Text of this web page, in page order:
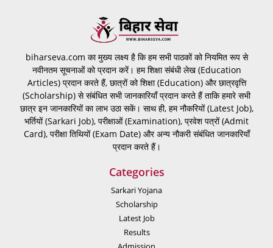
biharseva.com का मुख्य लक्ष्य है कि हम सभी पाठकों को नियमित रूप से
नवीनतम सूचनाओं को प्रदान करें। हम शिक्षा संबंधी लेख (Education
Articles) प्रदान करते हैं, छात्रों को शिक्षा (Education) और छात्रवृत्ति
(Scholarship) से संबंधित सभी जानकारियाँ प्रदान करते हैं ताकि हमारे सभी
छात्र इन जानकारियों का लाभ उठा सकें। साथ ही, हम नौकरियों (Latest Job),
भर्तियों (Sarkari Job), परीक्षाओं (Examination), प्रवेश पत्रों (Admit
Card), परीक्षा तिथियों (Exam Date) और अन्य नौकरी संबंधित जानकारियाँ
प्रदान करते हैं।
Categories
Sarkari Yojana
Scholarship
Latest Job
Results